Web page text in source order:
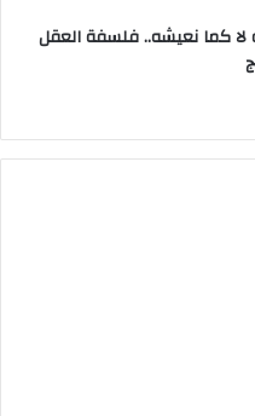
لا كما نعيشه.. فلسفة العقل